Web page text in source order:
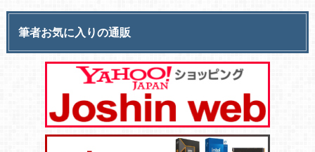
筆者お気に入りの通販